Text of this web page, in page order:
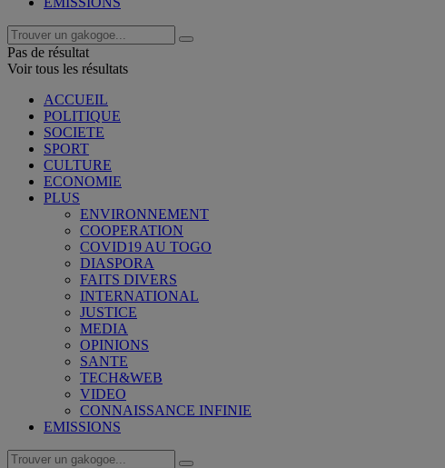
Pas de résultat
Voir tous les résultats
ACCUEIL
POLITIQUE
SOCIETE
SPORT
CULTURE
ECONOMIE
PLUS
ENVIRONNEMENT
COOPERATION
COVID19 AU TOGO
DIASPORA
FAITS DIVERS
INTERNATIONAL
JUSTICE
MEDIA
OPINIONS
SANTE
TECH&WEB
VIDEO
CONNAISSANCE INFINIE
EMISSIONS